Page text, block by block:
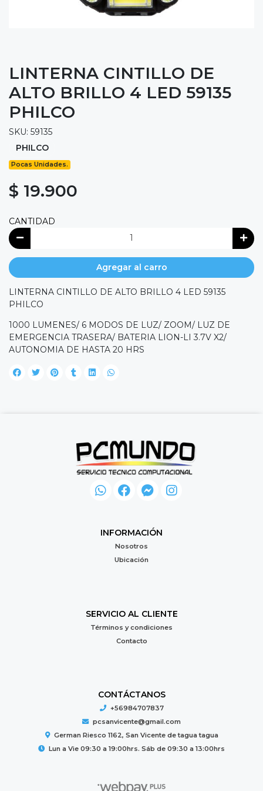
LINTERNA CINTILLO DE
ALTO BRILLO 4 LED 59135
PHILCO
SKU: 59135
PHILCO
Pocas Unidades.
$ 19.900
CANTIDAD
Agregar al carro
LINTERNA CINTILLO DE ALTO BRILLO 4 LED 59135
PHILCO
1000 LUMENES/ 6 MODOS DE LUZ/ ZOOM/ LUZ DE
EMERGENCIA TRASERA/ BATERIA LION-LI 3.7V X2/
AUTONOMIA DE HASTA 20 HRS
INFORMACIÓN
Nosotros
Ubicación
SERVICIO AL CLIENTE
Términos y condiciones
Contacto
CONTÁCTANOS
+56984707837
pcsanvicente@gmail.com
German Riesco 1162, San Vicente de tagua tagua
Lun a Vie 09:30 a 19:00hrs. Sáb de 09:30 a 13:00hrs